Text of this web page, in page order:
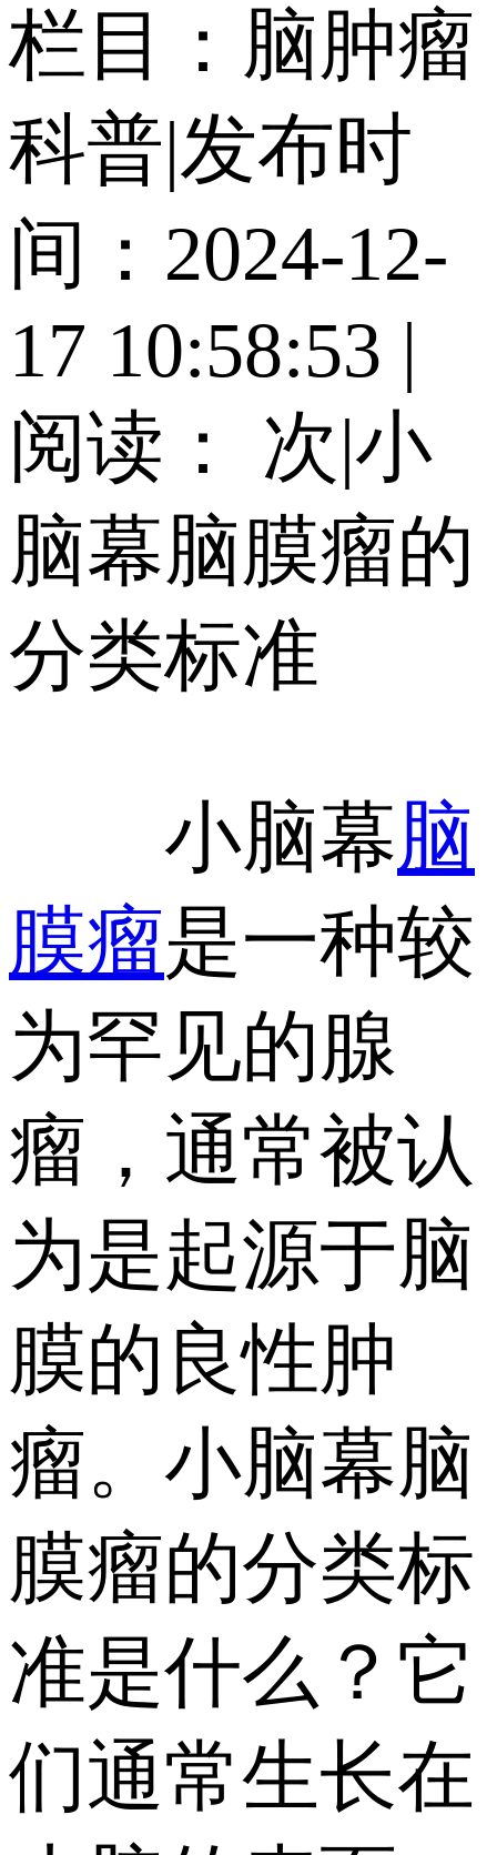
栏目：脑肿瘤
科普|发布时
间：2024-12-
17 10:58:53 |
阅读： 次|小
脑幕脑膜瘤的
分类标准
小脑幕脑
膜瘤是一种较
为罕见的腺
瘤，通常被认
为是起源于脑
膜的良性肿
瘤。小脑幕脑
膜瘤的分类标
准是什么？它
们通常生长在